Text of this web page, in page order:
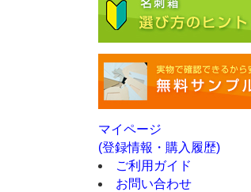
マイページ
(登録情報・購入履歴)
ご利用ガイド
お問い合わせ